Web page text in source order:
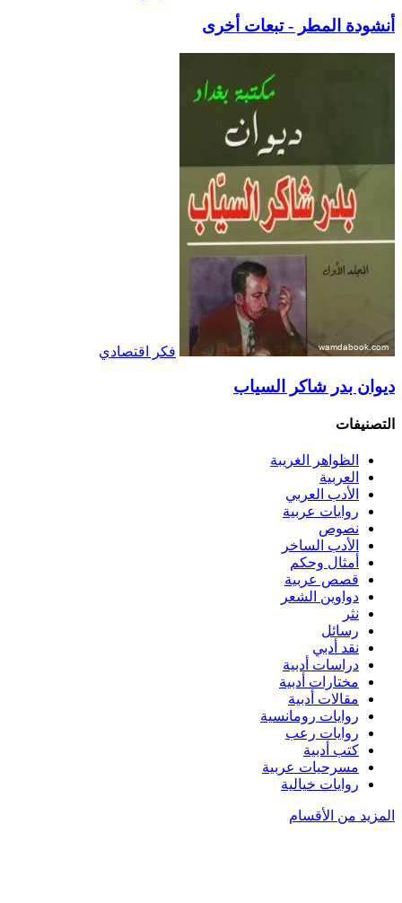
أنشودة المطر - تبعات أخرى
فكر اقتصادي
ديوان بدر شاكر السياب
التصنيفات
الظواهر الغريبة‏
العربية
الأدب العربي
روايات عربية
نصوص
الأدب الساخر
أمثال وحكم
قصص عربية
دواوين الشعر
نثر
رسائل
نقد أدبي
دراسات أدبية
مختارات أدبية
مقالات أدبية
روايات رومانسية
روايات رعب
كتب أدبية
مسرحيات عربية
روايات خيالية
المزيد من الأقسام